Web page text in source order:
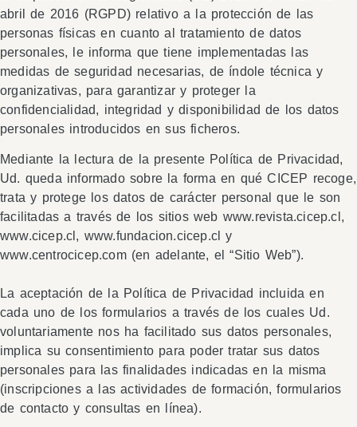
abril de 2016 (RGPD) relativo a la protección de las
personas físicas en cuanto al tratamiento de datos
personales, le informa que tiene implementadas las
medidas de seguridad necesarias, de índole técnica y
organizativas, para garantizar y proteger la
confidencialidad, integridad y disponibilidad de los datos
personales introducidos en sus ficheros.
Mediante la lectura de la presente Política de Privacidad,
Ud. queda informado sobre la forma en qué CICEP recoge,
trata y protege los datos de carácter personal que le son
facilitadas a través de los sitios web www.revista.cicep.cl,
www.cicep.cl, www.fundacion.cicep.cl y
www.centrocicep.com (en adelante, el “Sitio Web”).
La aceptación de la Política de Privacidad incluida en
cada uno de los formularios a través de los cuales Ud.
voluntariamente nos ha facilitado sus datos personales,
implica su consentimiento para poder tratar sus datos
personales para las finalidades indicadas en la misma
(inscripciones a las actividades de formación, formularios
de contacto y consultas en línea).